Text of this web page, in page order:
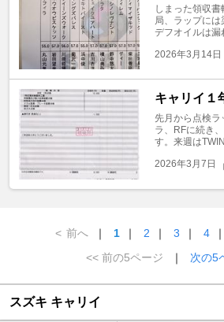
しまった領収
局、ラップに
デフオイルは漏
2026年3月14日
キャリイ１
先月から点検ラ
ラ、RFに続き
す。来週は
2026年3月7日
< 前へ ｜ 1 ｜ 2 ｜ 3 ｜ 4 ｜
<< 前の5ページ
｜ 次の5
スズキ キャリイ